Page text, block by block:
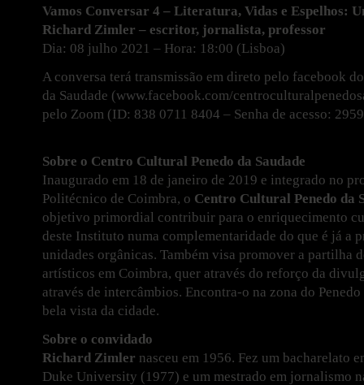
Vamos Conversar 4 – Literatura, Vidas e Espelhos:
Richard Zimler – escritor, jornalista, professor
Dia: 08 julho 2021 – Hora: 18:00 (Lisboa)
A conversa terá transmissão em direto pelo facebook
da Saudade (www.facebook.com/
pelo Zoom (ID: 838 0711 8404 – Senha de acesso:
Sobre o Centro Cultural Penedo da Saudade
Inaugurado em 18 de janeiro de 2019 e integrado no
Politécnico de Coimbra, o Centro Cultural Penedo da
objetivo primordial contribuir para o enriquecimento
deste Instituto numa complementaridade do que é já a
unidades orgânicas. Também visa promover a partilha
artísticos em Coimbra, quer através do reforço da
através de intercâmbios. Encontra-o na zona do Penedo
bela vista da cidade.
Sobre o convidado
Richard Zimler nasceu em 1956. Fez um bacharelato
Duke University (1977) e um mestrado em jornalismo